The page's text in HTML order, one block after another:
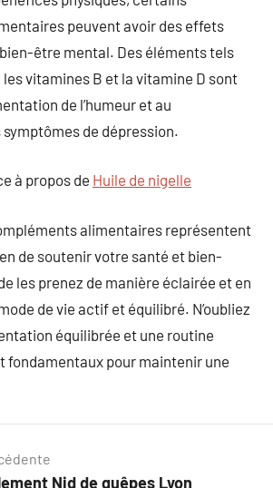
peuvent avoir des effets
être mental. Des éléments tels
vitamines B et la vitamine D sont
de l’humeur et au
de dépression.
à propos de Huile de nigelle
alimentaires représentent
de soutenir votre santé et bien-
les prenez de manière éclairée et en
de vie actif et équilibré. N’oubliez
équilibrée et une routine
fondamentaux pour maintenir une
Nid de guêpes Lyon